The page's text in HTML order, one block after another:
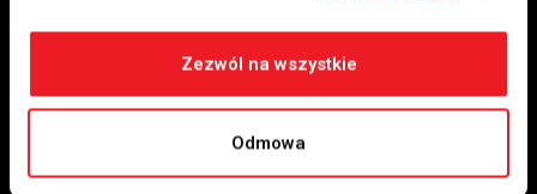
Zezwól na wszystkie
Odmowa
ДЛЯ ТЕБЕ.
Зарядні станції